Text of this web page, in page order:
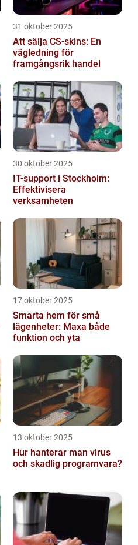
31 oktober 2025
Att sälja CS-skins: En
vägledning för
framgångsrik handel
30 oktober 2025
IT-support i Stockholm:
Effektivisera
verksamheten
17 oktober 2025
Smarta hem för små
lägenheter: Maxa både
funktion och yta
13 oktober 2025
Hur hanterar man virus
och skadlig programvara?